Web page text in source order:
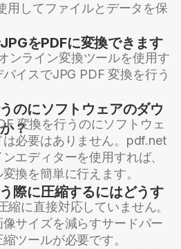
用してファイルとデータを保
をPDFに変換できます
ンライン変換ツールを使用す
イスでJPG PDF 変換を行う
のにソフトウェアのダウ
？
変換を行うのにソフトウェ
必要はありません。pdf.net
エディターを使用すれば、
換を簡単に行えます。
際に圧縮するにはどうす
に直接対応していません。
サイズを減らすサードパー
ツールが必要です。